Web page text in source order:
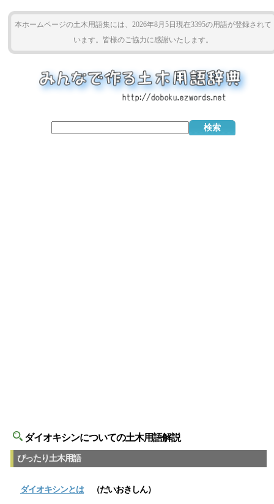
本ホームページの土木用語集には、2026年8月5日現在3395の用語が登録されて
います。皆様のご協力に感謝いたします。
ダイオキシンについての土木用語解説
ぴったり土木用語
ダイオキシンとは（だいおきしん）